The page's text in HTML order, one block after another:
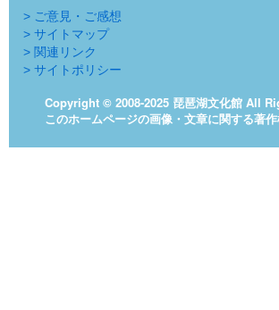
> ご意見・ご感想
> サイトマップ
> 関連リンク
> サイトポリシー
Copyright © 2008-2025 琵琶湖文化館 All
このホームページの画像・文章に関する著